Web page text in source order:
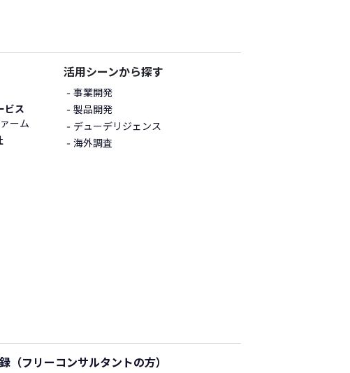
ビス
ーム
活用シーンから探す
事業開発
製品開発
デューデリジェンス
海外調査
（フリーコンサルタントの方）